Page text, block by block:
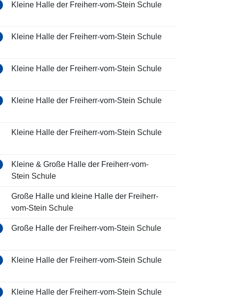
Kleine Halle der Freiherr-vom-Stein Schule
Kleine Halle der Freiherr-vom-Stein Schule
Kleine Halle der Freiherr-vom-Stein Schule
Kleine Halle der Freiherr-vom-Stein Schule
Kleine Halle der Freiherr-vom-Stein Schule
Kleine & Große Halle der Freiherr-vom-
Stein Schule
Große Halle und kleine Halle der Freiherr-
vom-Stein Schule
Große Halle der Freiherr-vom-Stein Schule
Kleine Halle der Freiherr-vom-Stein Schule
Kleine Halle der Freiherr-vom-Stein Schule